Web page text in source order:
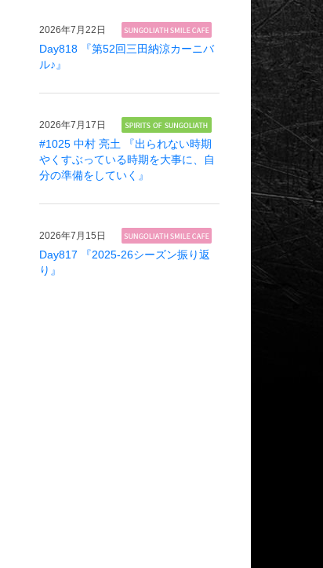
2026年7月22日
Day818 『第52回三田納涼カーニバ
ル♪』
2026年7月17日
#1025 中村 亮土 『出られない時期
やくすぶっている時期を大事に、自
分の準備をしていく』
2026年7月15日
Day817 『2025-26シーズン振り返
り』